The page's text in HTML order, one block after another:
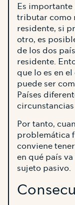
Es
tributar como
residente, si
otro, es
de los dos
residente.
que lo es en
puede ser
Países
Por tanto,
problemática
conviene
en qué país
sujeto pasivo.